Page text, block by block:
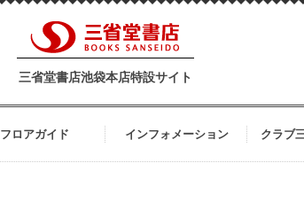
三省堂書店池袋本店特設サイト
フロアガイド インフォメーション クラブ